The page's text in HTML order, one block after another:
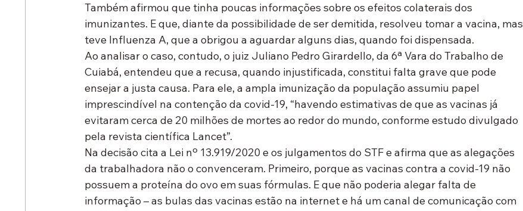
Também afirmou que tinha poucas informações sobre os efeitos colaterais dos
imunizantes. E que, diante da possibilidade de ser demitida, resolveu tomar a vacina, mas
teve Influenza A, que a obrigou a aguardar alguns dias, quando foi dispensada.
Ao analisar o caso, contudo, o juiz Juliano Pedro Girardello, da 6ª Vara do Trabalho de
Cuiabá, entendeu que a recusa, quando injustificada, constitui falta grave que pode
ensejar a justa causa. Para ele, a ampla imunização da população assumiu papel
imprescindível na contenção da covid-19, “havendo estimativas de que as vacinas já
evitaram cerca de 20 milhões de mortes ao redor do mundo, conforme estudo divulgado
pela revista científica Lancet”.
Na decisão cita a Lei nº 13.919/2020 e os julgamentos do STF e afirma que as alegações
da trabalhadora não o convenceram. Primeiro, porque as vacinas contra a covid-19 não
possuem a proteína do ovo em suas fórmulas. E que não poderia alegar falta de
informação – as bulas das vacinas estão na internet e há um canal de comunicação com